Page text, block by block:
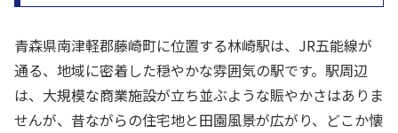
青森県南津軽郡藤崎町に位置する林崎駅は、JR五能線が
通る、地域に密着した穏やかな雰囲気の駅です。駅周辺
は、大規模な商業施設が立ち並ぶような賑やかさはありま
せんが、昔ながらの住宅地と田園風景が広がり、どこか懐